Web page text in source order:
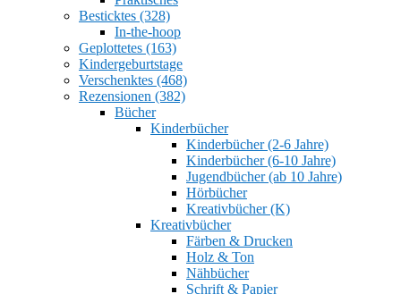
Besticktes (328)
In-the-hoop
Geplottetes (163)
Kindergeburtstage
Verschenktes (468)
Rezensionen (382)
Bücher
Kinderbücher
Kinderbücher (2-6 Jahre)
Kinderbücher (6-10 Jahre)
Jugendbücher (ab 10 Jahre)
Hörbücher
Kreativbücher (K)
Kreativbücher
Färben & Drucken
Holz & Ton
Nähbücher
Schrift & Papier